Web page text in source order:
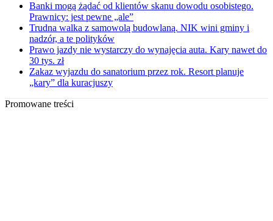
Banki mogą żądać od klientów skanu dowodu osobistego.
Prawnicy: jest pewne „ale”
Trudna walka z samowolą budowlaną. NIK wini gminy i
nadzór, a te polityków
Prawo jazdy nie wystarczy do wynajęcia auta. Kary nawet do
30 tys. zł
Zakaz wyjazdu do sanatorium przez rok. Resort planuje
„kary” dla kuracjuszy
Promowane treści